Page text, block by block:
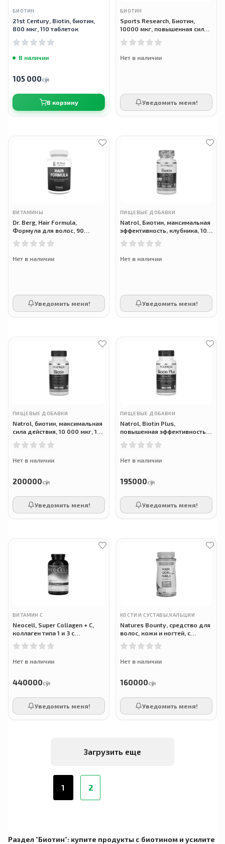
БИОТИН
21st Century, Biotin, биотин,
800 мкг, 110 таблеток
В наличии
105 000сӯм
В корзину
БИОТИН
Sports Research, Биотин,
10000 мкг, повышенная сила
капсул
Нет в наличии
Уведомить меня!
ВИТАМИНЫ
Dr. Berg, Hair Formula,
Формула для волос, 90
Нет в наличии
Уведомить меня!
ПИЩЕВЫЕ ДОБАВКИ
Natrol, Биотин, максимальная
эффективность, клубника, 10
Нет в наличии
Уведомить меня!
ПИЩЕВЫЕ ДОБАВКИ
Natrol, биотин, максимальная
сила действия, 10 000 мкг, 100
Нет в наличии
200000сӯм
Уведомить меня!
ПИЩЕВЫЕ ДОБАВКИ
Natrol, Biotin Plus,
повышенная эффективность,
Нет в наличии
195000сӯм
Уведомить меня!
ВИТАМИН С
Neocell, Super Collagen + C,
коллаген типа 1 и 3 с
Нет в наличии
440000сӯм
Уведомить меня!
КОСТИ И СУСТАВЫ,КАЛЬЦИИ
Natures Bounty, средство для
волос, кожи и ногтей, с
Skin & Nails, 80 жевательных
Нет в наличии
160000сӯм
Уведомить меня!
Загрузить еще
1 2
Раздел "Биотин": купите продукты с биотином и усилите